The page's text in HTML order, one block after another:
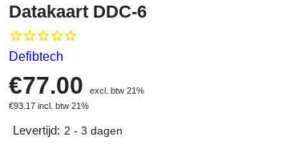
Datakaart DDC-6
Defibtech
€77.00
excl. btw 21%
€93.17 incl. btw 21%
Levertijd: 2 - 3 dagen